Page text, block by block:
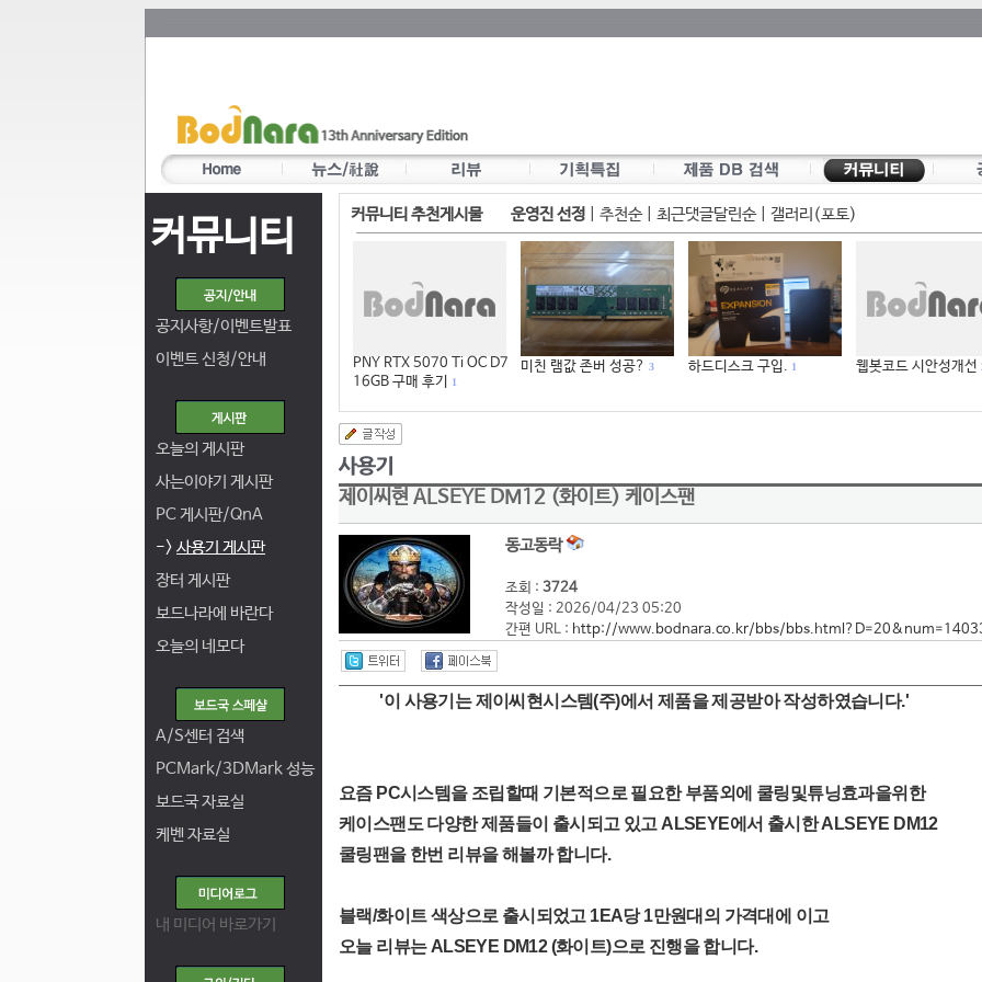
커뮤니티
공지사항/이벤트발표
이벤트 신청/안내
오늘의 게시판
사는이야기 게시판
PC 게시판/QnA
-> 사용기 게시판
장터 게시판
보드나라에 바란다
오늘의 네모다
A/S센터 검색
PCMark/3DMark 성능
보드국 자료실
케벤 자료실
내 미디어 바로가기
커뮤니티 추천게시물 운영진 선정 추천순| 최근댓글달린순| 갤러리(포토)
PNY RTX 5070 Ti OC D7
16GB 구매 후기
1
미친 램값 존버 성공? 3 하드디스크 구입. 1 웹봇코드 시안성개선
제이씨현 ALSEYE DM12 (화이트) 케이스팬
동고동락
조회 : 3724
작성일 : 2026/04/23 05:20
간편 URL : http://www.bodnara.co.kr/bbs/
'이 사용기는 제이씨현시스템(주)에서 제품을 제공받아 작성하였습니다.'
요즘 PC시스템을 조립할때 기본적으로 필요한 부품외에 쿨링및튜닝효과을위한
케이스팬도 다양한 제품들이 출시되고 있고 ALSEYE에서 출시한 ALSEYE DM12
쿨링팬을 한번 리뷰을 해볼까 합니다.
블랙/화이트 색상으로 출시되었고 1EA당 1만원대의 가격대에 이고
오늘 리뷰는 ALSEYE DM12 (화이트)으로 진행을 합니다.